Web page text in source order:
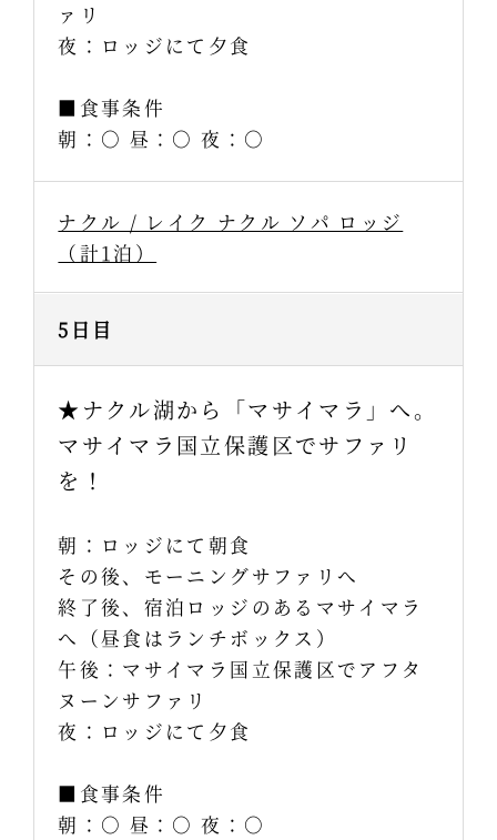
ァリ
夜：ロッジにて夕食
■食事条件
朝：○ 昼：○ 夜：○
ナクル / レイク ナクル ソパ ロッジ
（計1泊）
5日目
★ナクル湖から「マサイマラ」へ。
マサイマラ国立保護区でサファリ
を！
朝：ロッジにて朝食
その後、モーニングサファリへ
終了後、宿泊ロッジのあるマサイマラ
へ（昼食はランチボックス）
午後：マサイマラ国立保護区でアフタ
ヌーンサファリ
夜：ロッジにて夕食
■食事条件
朝：○ 昼：○ 夜：○